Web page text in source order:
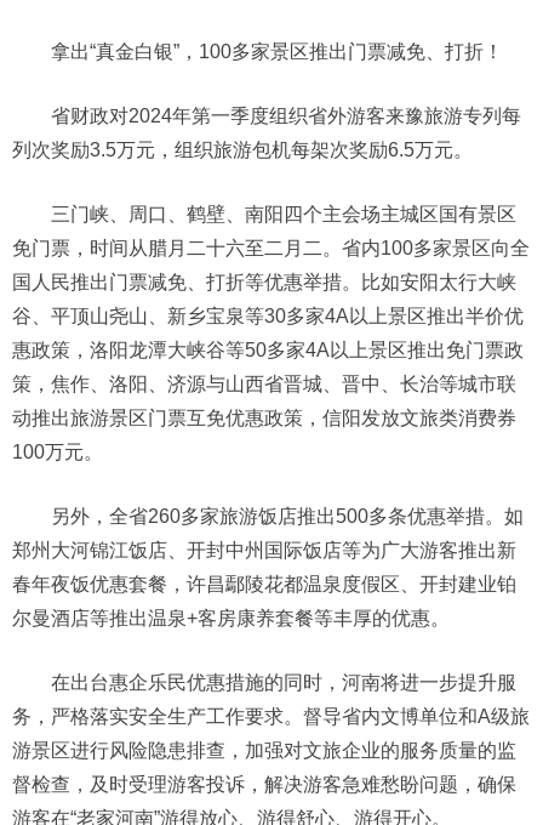
拿出“真金白银”，100多家景区推出门票减免、打折！
省财政对2024年第一季度组织省外游客来豫旅游专列每
列次奖励3.5万元，组织旅游包机每架次奖励6.5万元。
三门峡、周口、鹤壁、南阳四个主会场主城区国有景区
免门票，时间从腊月二十六至二月二。省内100多家景区向全
国人民推出门票减免、打折等优惠举措。比如安阳太行大峡
谷、平顶山尧山、新乡宝泉等30多家4A以上景区推出半价优
惠政策，洛阳龙潭大峡谷等50多家4A以上景区推出免门票政
策，焦作、洛阳、济源与山西省晋城、晋中、长治等城市联
动推出旅游景区门票互免优惠政策，信阳发放文旅类消费券
100万元。
另外，全省260多家旅游饭店推出500多条优惠举措。如
郑州大河锦江饭店、开封中州国际饭店等为广大游客推出新
春年夜饭优惠套餐，许昌鄢陵花都温泉度假区、开封建业铂
尔曼酒店等推出温泉+客房康养套餐等丰厚的优惠。
在出台惠企乐民优惠措施的同时，河南将进一步提升服
务，严格落实安全生产工作要求。督导省内文博单位和A级旅
游景区进行风险隐患排查，加强对文旅企业的服务质量的监
督检查，及时受理游客投诉，解决游客急难愁盼问题，确保
游客在“老家河南”游得放心、游得舒心、游得开心。